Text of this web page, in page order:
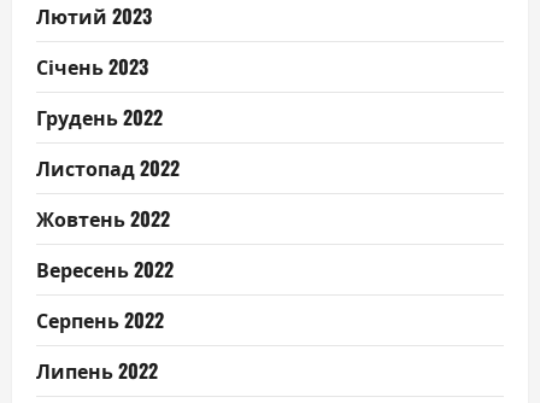
Лютий 2023
Січень 2023
Грудень 2022
Листопад 2022
Жовтень 2022
Вересень 2022
Серпень 2022
Липень 2022